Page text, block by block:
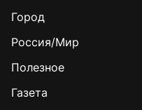
Город
Россия/Мир
Полезное
Газета